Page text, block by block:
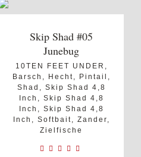
Skip Shad #05
Junebug
10TEN FEET UNDER
Barsch
Hecht Pintail
Shad
Skip Shad 4,8
Inch
Skip Shad 4,8
Inch
Skip Shad 4,8
Inch
Softbait Zander
Zielfische